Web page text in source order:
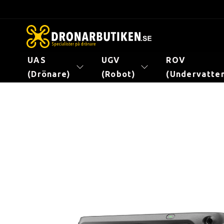
innehåll
UAS
(Drönare)
UGV
(Robot)
ROV